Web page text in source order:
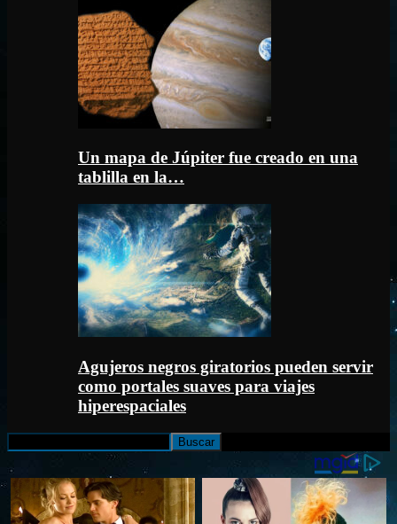
Un mapa de Júpiter fue creado en una
tablilla en la…
Agujeros negros giratorios pueden servir
como portales suaves para viajes
hiperespaciales